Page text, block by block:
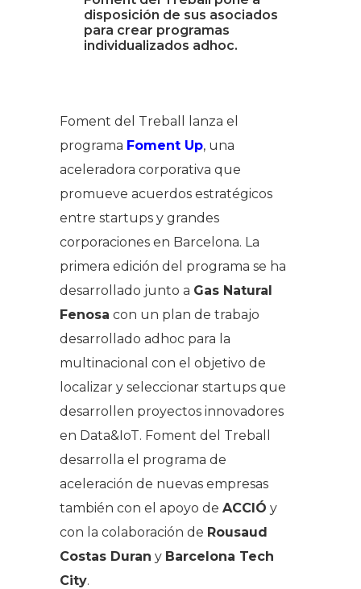
disposición de sus asociados
para crear programas
individualizados adhoc.
Foment del Treball lanza el
programa Foment Up, una
aceleradora corporativa que
promueve acuerdos estratégicos
entre startups y grandes
corporaciones en Barcelona. La
primera edición del programa se ha
desarrollado junto a Gas Natural
Fenosa con un plan de trabajo
desarrollado adhoc para la
multinacional con el objetivo de
localizar y seleccionar startups que
desarrollen proyectos innovadores
en Data&IoT. Foment del Treball
desarrolla el programa de
aceleración de nuevas empresas
también con el apoyo de ACCIÓ y
con la colaboración de Rousaud
Costas Duran y Barcelona Tech
City.